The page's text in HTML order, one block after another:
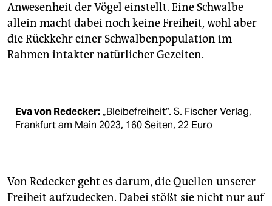
Anwesenheit der Vögel einstellt. Eine Schwalbe
allein macht dabei noch keine Freiheit, wohl aber
die Rückkehr einer Schwalbenpopulation im
Rahmen intakter natürlicher Ge­zeiten.
Eva von Redecker:„Bleibefreiheit“. S. Fischer Verlag,
Frankfurt am Main 2023, 160 Seiten, 22 Euro
Von Redecker geht es darum, die Quellen unserer
Freiheit aufzudecken. Dabei stößt sie nicht nur auf